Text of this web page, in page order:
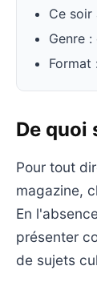
Ce soir
Genre
Format
De quoi
Pour tout
magazine,
En
présenter
de sujets